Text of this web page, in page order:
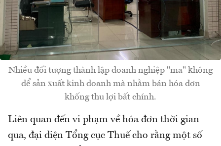
Nhiều đối tượng thành lập doanh nghiệp "ma" không
để sản xuất kinh doanh mà nhằm bán hóa đơn
khống thu lợi bất chính.
Liên quan đến vi phạm về hóa đơn thời gian
qua, đại diện Tổng cục Thuế cho rằng một số